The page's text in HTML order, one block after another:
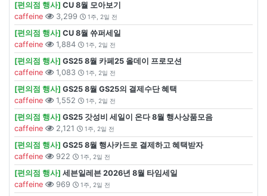
[편의점 행사] CU 8월 모아보기
caffeine
3,299 1주, 2일 전
[편의점 행사] CU 8월 쓔퍼세일
caffeine
1,884 1주, 2일 전
[편의점 행사] GS25 8월 카페25 올데이 프로모션
caffeine
1,083 1주, 2일 전
[편의점 행사] GS25 8월 GS25의 결제수단 혜택
caffeine
1,552 1주, 2일 전
[편의점 행사] GS25 갓성비 세일이 온다 8월 행사상품모음
caffeine
2,121 1주, 2일 전
[편의점 행사] GS25 8월 행사카드로 결제하고 혜택받자
caffeine
922 1주, 2일 전
[편의점 행사] 세븐일레븐 2026년 8월 타임세일
caffeine
969 1주, 2일 전